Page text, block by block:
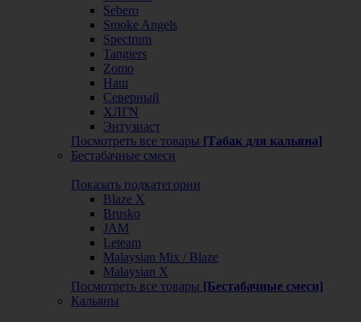
Sebero
Smoke Angels
Spectrum
Tangiers
Zomo
Наш
Северный
ХЛГN
Энтузиаст
Посмотреть все товары [Табак для кальяна]
Бестабачные смеси
Показать подкатегории
Blaze X
Brusko
JAM
Leteam
Malaysian Mix / Blaze
Malaysian X
Посмотреть все товары [Бестабачные смеси]
Кальяны